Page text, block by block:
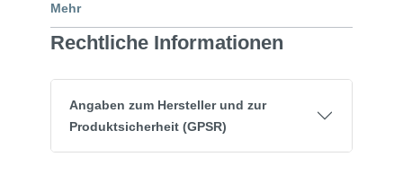
Mehr
Rechtliche Informationen
Angaben zum Hersteller und zur
Produktsicherheit (GPSR)